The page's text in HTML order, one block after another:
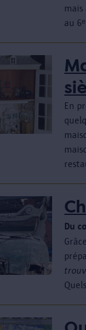
mais
au
En
Du